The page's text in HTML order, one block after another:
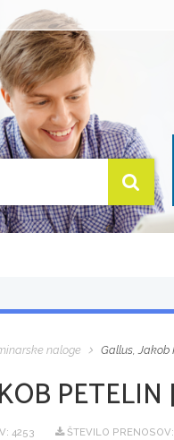
naloge Gallus, Jakob
4253 ŠTEVILO